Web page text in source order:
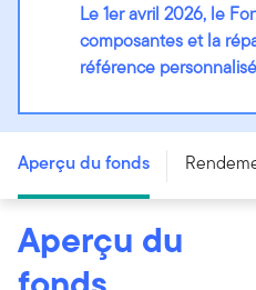
Le 1er avril 2026, le
composantes et la
référence
Series FT - CAD
Aperçu du fonds
Aperçu du